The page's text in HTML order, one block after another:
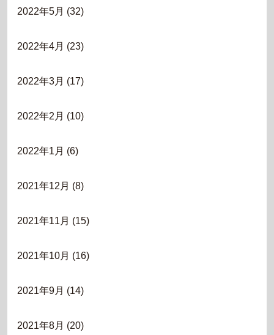
2022年5月 (32)
2022年4月 (23)
2022年3月 (17)
2022年2月 (10)
2022年1月 (6)
2021年12月 (8)
2021年11月 (15)
2021年10月 (16)
2021年9月 (14)
2021年8月 (20)